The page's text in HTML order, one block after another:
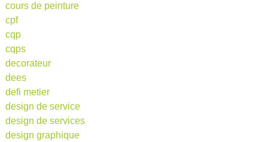
cours de peinture
cpf
cqp
cqps
decorateur
dees
defi metier
design de service
design de services
design graphique